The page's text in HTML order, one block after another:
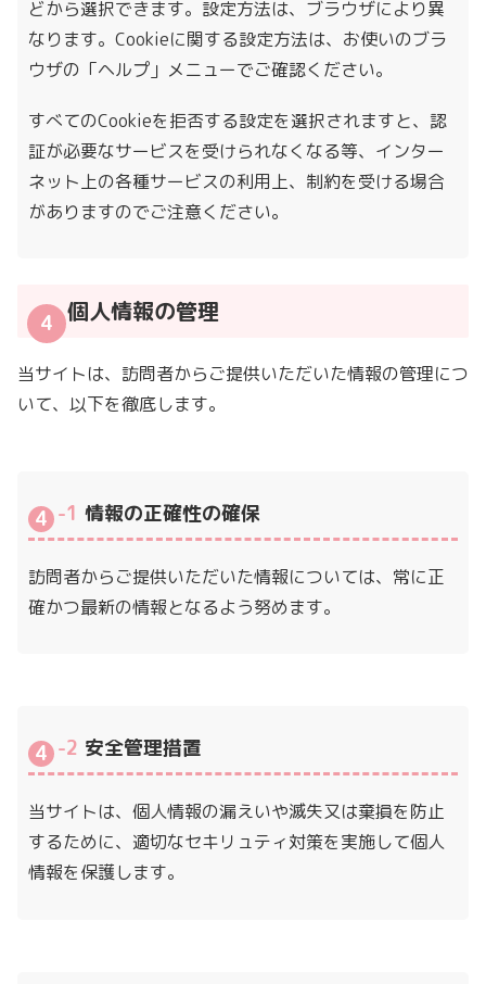
どから選択できます。設定方法は、ブラウザにより異
なります。Cookieに関する設定方法は、お使いのブラ
ウザの「ヘルプ」メニューでご確認ください。
すべてのCookieを拒否する設定を選択されますと、認
証が必要なサービスを受けられなくなる等、インター
ネット上の各種サービスの利用上、制約を受ける場合
がありますのでご注意ください。
個人情報の管理
当サイトは、訪問者からご提供いただいた情報の管理につ
いて、以下を徹底します。
-1 情報の正確性の確保
訪問者からご提供いただいた情報については、常に正
確かつ最新の情報となるよう努めます。
-2 安全管理措置
当サイトは、個人情報の漏えいや滅失又は棄損を防止
するために、適切なセキリュティ対策を実施して個人
情報を保護します。